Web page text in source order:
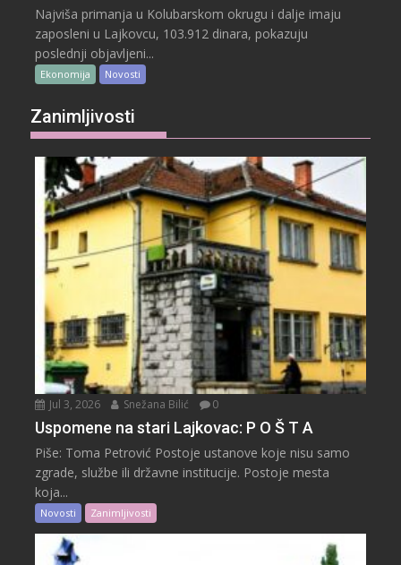
Najviša primanja u Kolubarskom okrugu i dalje imaju
zaposleni u Lajkovcu, 103.912 dinara, pokazuju
poslednji objavljeni...
Ekonomija Novosti
Zanimljivosti
Jul 3, 2026 Snežana Bilić 0
Uspomene na stari Lajkovac: P O Š T A
Piše: Toma Petrović Postoje ustanove koje nisu samo
zgrade, službe ili državne institucije. Postoje mesta
koja...
Novosti Zanimljivosti